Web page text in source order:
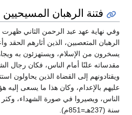
فتنة الرهبان المسيحيين
وفي نهاية عهد عبد الرحمن الثاني ظهرت
الرهبان المتعصبين، الذين أثارهم الحقد
يسخرون من الإسلام، ويستهزئون به
مقدساته علنًا أمام الناس، فكان رجال
ويقتادونهم إلى القضاة الذين يحاولون
عليهم بالإعدام، وكان هذا ما يسعى إليه
الناس، ويصيروا في صورة الشهداء،
سنة (237هـ=851م).